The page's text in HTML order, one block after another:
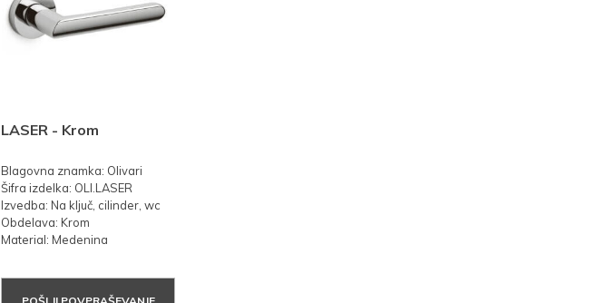
LASER - Krom
Blagovna znamka: Olivari
Šifra izdelka: OLI.LASER
Izvedba: Na ključ, cilinder, wc
Obdelava: Krom
Material: Medenina